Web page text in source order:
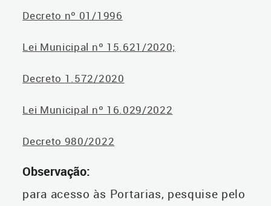
Decreto nº 01/1996
Lei Municipal nº 15.621/2020;
Decreto 1.572/2020
Lei Municipal nº 16.029/2022
Decreto 980/2022
Observação:
para acesso às Portarias, pesquise pelo